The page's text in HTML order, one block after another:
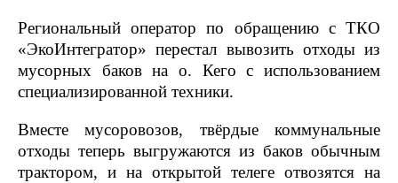
Региональный оператор по обращению с ТКО
«ЭкоИнтегратор» перестал вывозить отходы из
мусорных баков на о. Кего с использованием
специализированной техники.
Вместе мусоровозов, твёрдые коммунальные
отходы теперь выгружаются из баков обычным
трактором, и на открытой телеге отвозятся на